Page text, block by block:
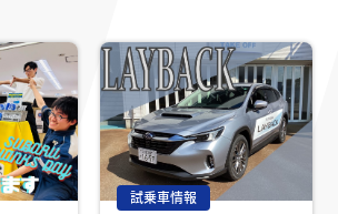
試乗車情報